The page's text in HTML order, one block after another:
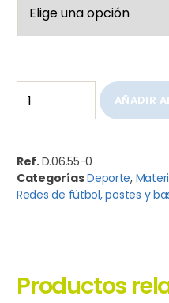
AÑADIR
Ref.D.06.55-0
CategoríasDeporte,
Redes de fútbol, postes y
Productos